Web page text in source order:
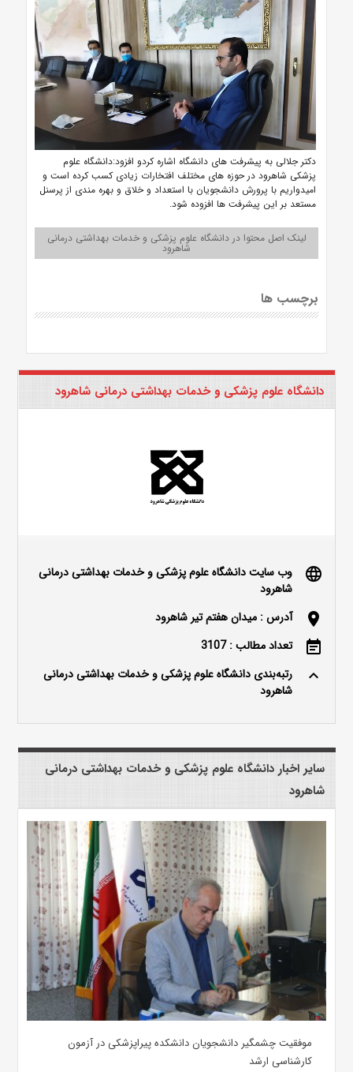
دکتر جلالی به پیشرفت های دانشگاه اشاره کردو افزود:دانشگاه علوم
پزشکی شاهرود در حوزه های مختلف افتخارات زیادی کسب کرده است و
امیدواریم با پرورش دانشجویان با استعداد و خلاق و بهره مندی از پرسنل
مستعد بر این پیشرفت ها افزوده شود.
لینک اصل محتوا در دانشگاه علوم پزشکی و خدمات بهداشتی درمانی
شاهرود
برچسب ها
دانشگاه علوم پزشکی و خدمات بهداشتی درمانی شاهرود
language
وب سایت دانشگاه علوم پزشکی و خدمات بهداشتی درمانی
شاهرود
location_on آدرس : میدان هفتم تیر شاهرود
event_note تعداد مطالب : 3107
keyboard_arrow_up
رتبه‌بندی دانشگاه علوم پزشکی و خدمات بهداشتی درمانی
شاهرود
سایر اخبار دانشگاه علوم پزشکی و خدمات بهداشتی درمانی
شاهرود
موفقیت چشمگیر دانشجویان دانشکده پیراپزشکی در آزمون
کارشناسی ارشد